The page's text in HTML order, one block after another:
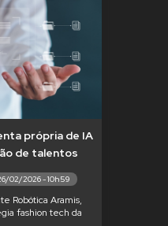
própria de IA
de talentos
02/2026 - 10h59
Robótica Aramis,
fashion tech da